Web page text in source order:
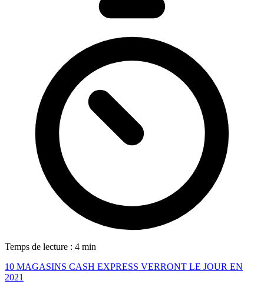
Temps de lecture : 4 min
10 MAGASINS CASH EXPRESS VERRONT LE JOUR EN
2021